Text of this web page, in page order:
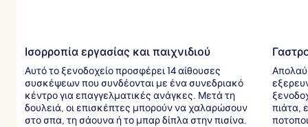
Ισορροπία εργασίας και παιχνιδιού
Αυτό το ξενοδοχείο προσφέρει 14 αίθουσες
συσκέψεων που συνδέονται με ένα συνεδριακό
κέντρο για επαγγελματικές ανάγκες. Μετά τη
δουλειά, οι επισκέπτες μπορούν να χαλαρώσουν
στο σπα, τη σάουνα ή το μπαρ δίπλα στην πισίνα.
πιάτα,